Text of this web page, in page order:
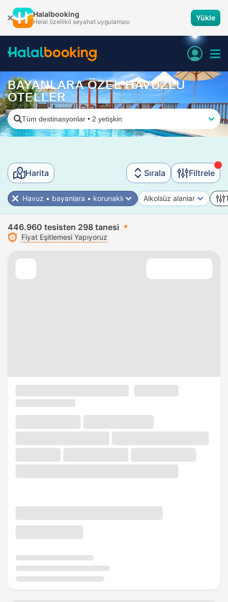
Halalbooking
Helal özellikli seyahat uygulaması Yükle
BAYANLARA ÖZEL HAVUZLU
OTELLER
Tüm destinasyonlar • 2 yetişkin
Harita Sırala Filtrele
Havuz • bayanlara • korunaklı Alkolsüz alanlar
446.960 tesisten 298 tanesi
Fiyat Eşitlemesi Yapıyoruz